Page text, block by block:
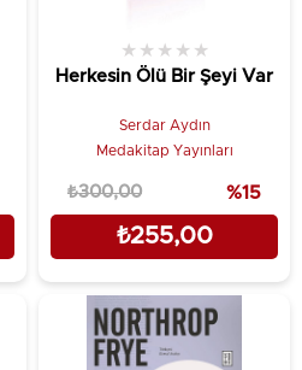
Herkesin Ölü Bir Şeyi Var
★ ★ ★ ★ ★
Serdar Aydın
Medakitap Yayınları
₺255,00
₺300,00 %15